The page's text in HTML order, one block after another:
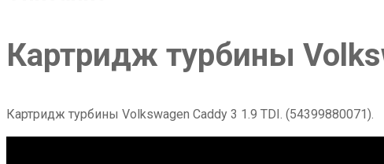
Картридж турбины
Картридж турбины Volkswagen Caddy 3 1.9 TDI. (54399880071).